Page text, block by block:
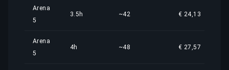
Arena
5
3.5h ~42 € 24,13
Arena
5
4h ~48 € 27,57